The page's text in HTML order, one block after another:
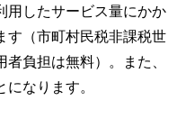
用したサービス量にかか
す（市町村民税非課税世
負担は無料）。また、
なります。